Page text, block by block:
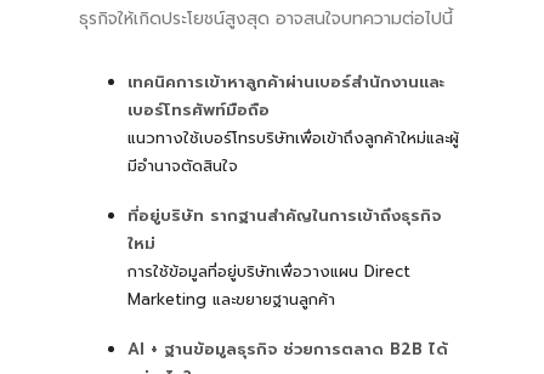
ธุรกิจให้เกิดประโยชน์สูงสุด อาจสนใจบทความต่อไปนี้
เทคนิคการเข้าหาลูกค้าผ่านเบอร์สำนักงานและ
เบอร์โทรศัพท์มือถือ
แนวทางใช้เบอร์โทรบริษัทเพื่อเข้าถึงลูกค้าใหม่และผู้
มีอำนาจตัดสินใจ
ที่อยู่บริษัท รากฐานสำคัญในการเข้าถึงธุรกิจ
ใหม่
การใช้ข้อมูลที่อยู่บริษัทเพื่อวางแผน Direct
Marketing และขยายฐานลูกค้า
AI + ฐานข้อมูลธุรกิจ ช่วยการตลาด B2B ได้